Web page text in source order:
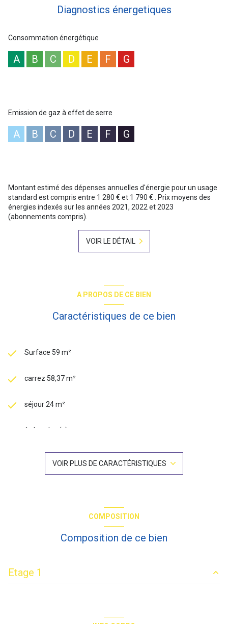
prévisionnel annuel : 2935euros. Nouveau DPE classe d'énergie E
(275kWh/m²an d'énergie primaire et 270kWh/m²an en énergie
moyens des énergies indexés sur les années 2021-2022-2023,
abonnements inclus. "Les informations sur les risques auxquels
ce bien est exposé sont disponibles sur le site Géorisques :
www.georisques.gouv.fr". Prix affiché honoraires inclus à 3.94%ttc.
Diagnostics énergetiques
Consommation énergétique
A B C D E F G
Emission de gaz à effet de serre
A B C D E F G
Montant estimé des dépenses annuelles d'énergie pour un usage
standard est compris entre 1 280 € et 1 790 € . Prix moyens des
énergies indexés sur les années 2021, 2022 et 2023
(abonnements compris).
VOIR LE DÉTAIL
A PROPOS DE CE BIEN
Caractéristiques de ce bien
Surface 59 m²
carrez 58,37 m²
séjour 24 m²
1 chambre(s)
cuisine séparée (équipée)
Chauffage central : convecteur (gaz)
1 niveau(x)
VOIR PLUS DE CARACTÉRISTIQUES
COMPOSITION
Composition de ce bien
Etage 1